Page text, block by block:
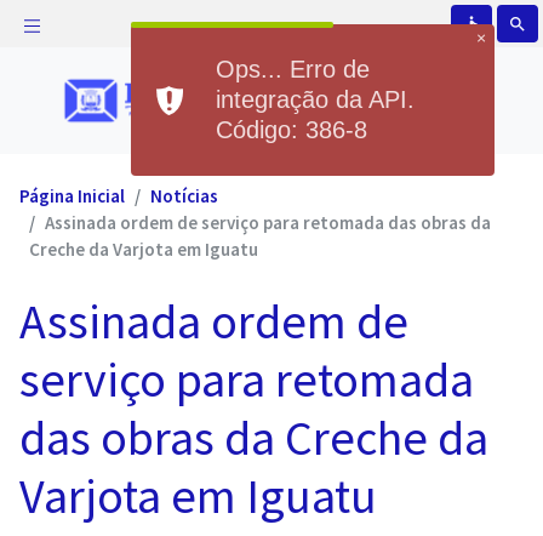
accessible search
Página Inicial
Notícias
Assinada ordem de serviço para retomada das obras da
Creche da Varjota em Iguatu
Assinada ordem de
serviço para retomada
das obras da Creche da
Varjota em Iguatu
×
Ops... Erro de
integração da API.
Código: 386-8